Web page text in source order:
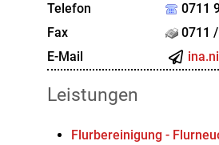
Telefon
0711
Fax
0711
E-Mail
Leistungen
Flurbereinigung -